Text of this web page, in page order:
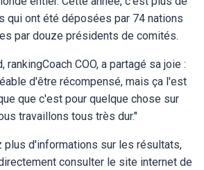
qui ont été déposées par 74 nations
par douze présidents de comités.
rankingCoach COO, a partagé sa joie :
d'être récompensé, mais ça l'est
que c'est pour quelque chose sur
travaillons tous très dur."
plus d'informations sur les résultats,
consulter le site internet de